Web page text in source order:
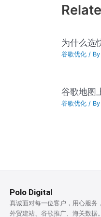
为什么选
谷歌优化 / By
谷歌地图
谷歌优化 / By
Polo Digital
真诚面对每一位客户，用心服务
外贸建站、谷歌推广、海关数据